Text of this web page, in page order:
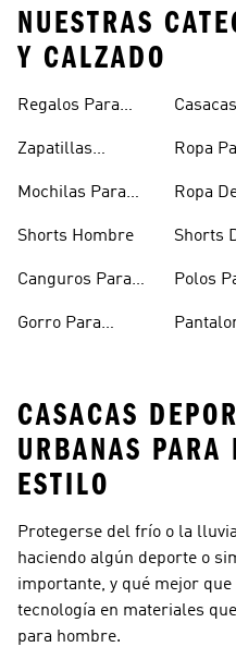
NUESTRAS
Y CALZADO
Regalos Para
Zapatillas
Mochilas Para
Shorts Hombre
Canguros Para
Gorro Para
Ropa
Ropa
Shorts
Polos
CASACAS
URBANAS PARA
ESTILO
Protegerse del frío o la
haciendo algún deporte o
importante, y qué mejor
tecnología en materiales
para hombre.